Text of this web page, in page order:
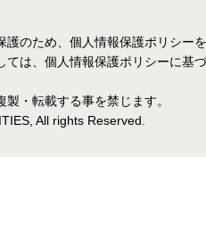
のため、個人情報保護ポリシー
は、個人情報保護ポリシーに基
・転載する事を禁じます。
All rights Reserved.